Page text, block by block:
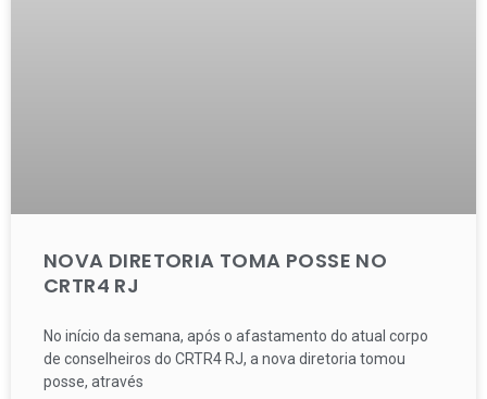
NOVA DIRETORIA TOMA POSSE NO
CRTR4 RJ
No início da semana, após o afastamento do atual corpo
de conselheiros do CRTR4 RJ, a nova diretoria tomou
posse, através